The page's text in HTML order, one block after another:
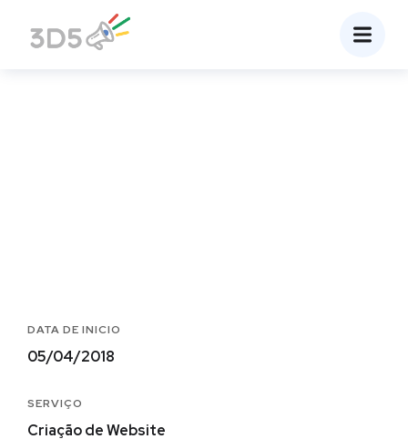
DATA DE INICIO
05/04/2018
SERVIÇO
Criação de Website